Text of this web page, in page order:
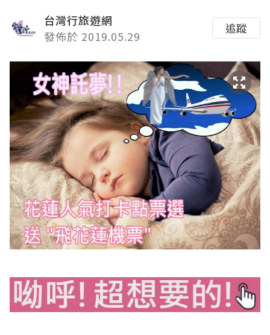
台灣行旅遊網
發佈於 2019.05.29
追蹤